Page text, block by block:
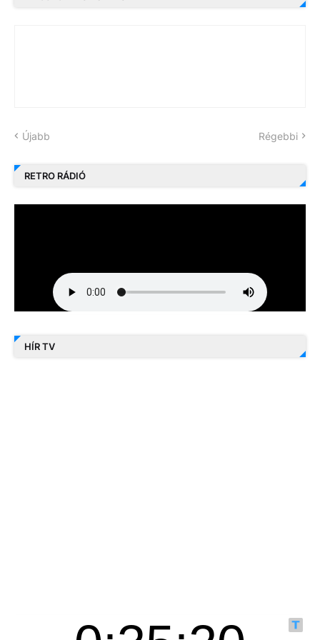
Újabb Régebbi
RETRO RÁDIÓ
HÍR TV